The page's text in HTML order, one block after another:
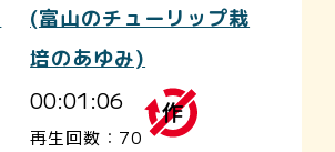
(富山のチューリップ栽
培のあゆみ)
00:01:06
再生回数：70